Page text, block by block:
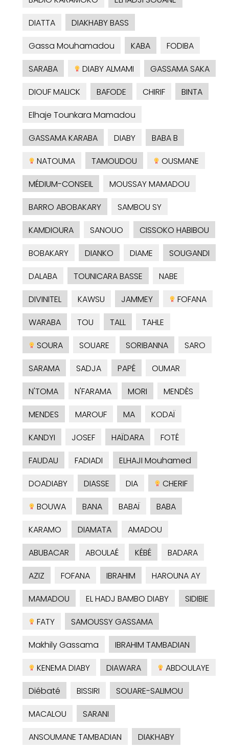
DIATTA
DIAKHABY BASS
Gassa Mouhamadou
KABA
FODIBA
SARABA
DIABY ALMAMI
GASSAMA SAKA
DIOUF MALICK
BAFODE CHIRIF
BINTA
Elhaje Tounkara Mamadou
GASSAMA KARABA
DIABY
BABA B
NATOUMA
TAMOUDOU
OUSMANE
MÉDIUM-CONSEIL
MOUSSAY MAMADOU
BARRO ABOBAKARY
SAMBOU SY
KAMDIOURA
SANOUO
CISSOKO HABIBOU
BOBAKARY
DIANKO DIAME
SOUGANDI
DALABA
TOUNICARA BASSE
NABE
DIVINITEL
KAWSU JAMMEY
FOFANA
WARABA
TOU TALL
TAHLE
SOURA
SOUARE SORIBANNA
SARO
SARAMA
SADJA PAPÉ
OUMAR
N'TOMA
N'FARAMA MORI
MENDÈS
MENDES
MAROUF MA
KODAÏ
KANDYI
JOSEF HAÏDARA
FOTÉ
FAUDAU
FADIADI
ELHAJI Mouhamed
DOADIABY
DIASSE DIA
CHERIF
BOUWA
BANA BABAÏ
BABA
KARAMO
DIAMATA
AMADOU
ABUBACAR
ABOULAÉ KÉBÉ
BADARA
AZIZ
FOFANA IBRAHIM
HAROUNA AY
MAMADOU
EL HADJ BAMBO DIABY
SIDIBIE
FATY
SAMOUSSY GASSAMA
Makhily Gassama
IBRAHIM TAMBADIAN
KENEMA DIABY
DIAWARA
ABDOULAYE
Diébaté
BISSIRI
SOUARE-SALIMOU
MACALOU
SARANI
ANSOUMANE TAMBADIAN
DIAKHABY